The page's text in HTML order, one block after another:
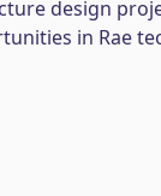
design
in Rae